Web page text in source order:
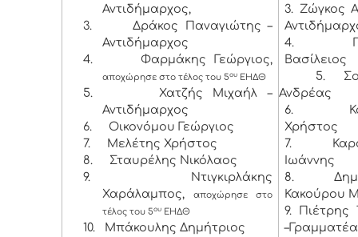
Αντιδήμαρχος,
3.
Δράκος Παναγιώτης –
Αντιδήμαρχος
4.
Φαρμάκης Γεώργιος,
αποχώρησε στο τέλος του 5ου ΕΗΔΘ
5.
Χατζής Μιχαήλ –
Αντιδήμαρχος
6.
Οικονόμου Γεώργιος
7.
Μελέτης Χρήστος
8.
Σταυρέλης Νικόλαος
9.
Ντιγκιρλάκης
Χαράλαμπος, αποχώρησε στο
τέλος του 5ου ΕΗΔΘ
10.
Μπάκουλης Δημήτριος
3. Ζώγκος
4.
Βασίλειος
5.
Ανδρέας
6.
Χρήστος
7.
Ιωάννης
8.
Κακούρου
9. Πιέτρης